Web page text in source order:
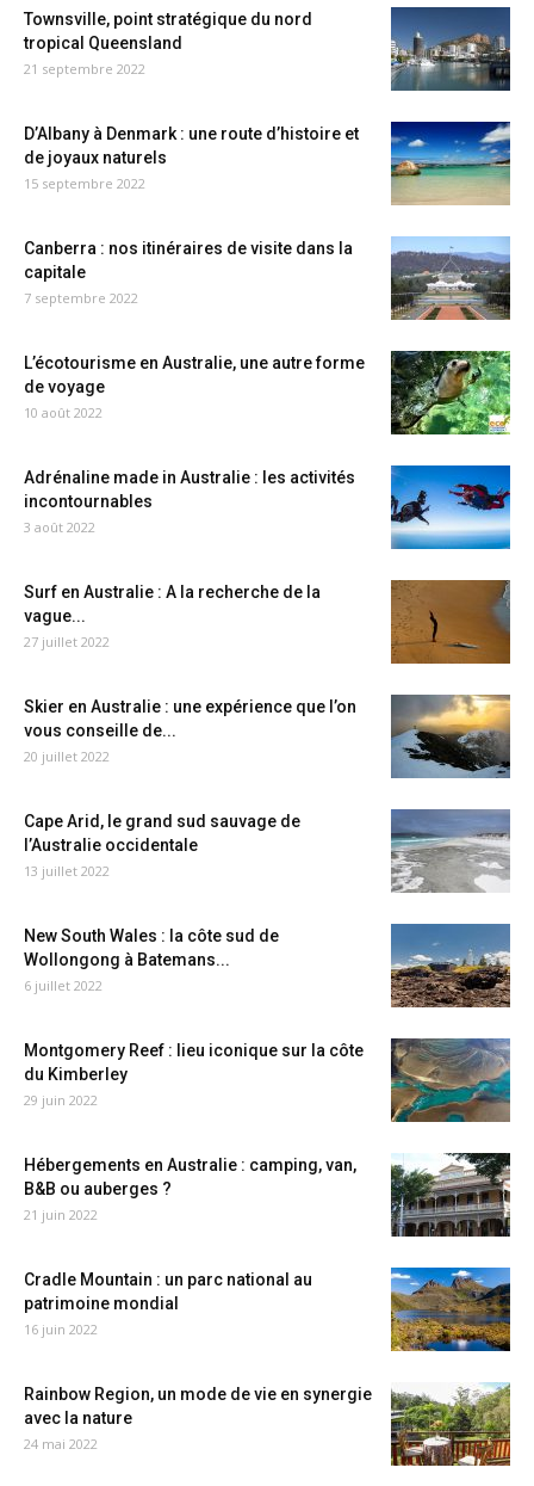
Townsville, point stratégique du nord
tropical Queensland
21 septembre 2022
D’Albany à Denmark : une route d’histoire et
de joyaux naturels
15 septembre 2022
Canberra : nos itinéraires de visite dans la
capitale
7 septembre 2022
L’écotourisme en Australie, une autre forme
de voyage
10 août 2022
Adrénaline made in Australie : les activités
incontournables
3 août 2022
Surf en Australie : A la recherche de la
vague...
27 juillet 2022
Skier en Australie : une expérience que l’on
vous conseille de...
20 juillet 2022
Cape Arid, le grand sud sauvage de
l’Australie occidentale
13 juillet 2022
New South Wales : la côte sud de
Wollongong à Batemans...
6 juillet 2022
Montgomery Reef : lieu iconique sur la côte
du Kimberley
29 juin 2022
Hébergements en Australie : camping, van,
B&B ou auberges ?
21 juin 2022
Cradle Mountain : un parc national au
patrimoine mondial
16 juin 2022
Rainbow Region, un mode de vie en synergie
avec la nature
24 mai 2022